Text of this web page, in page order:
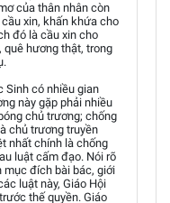
của thân nhân còn
xin, khấn khứa cho
đó là cầu xin cho
quê hương thật, trong
Sinh có nhiều gian
này gặp phải nhiều
chủ trương; chống
chủ trương truyền
nhất chính là chống
luật cấm đạo. Nói rõ
mục đích bài bác, giới
luật này, Giáo Hội
thế quyền. Giáo